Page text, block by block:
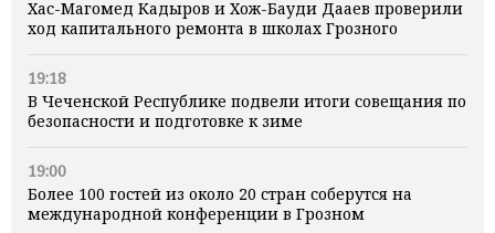
Хас-Магомед Кадыров и Хож-Бауди Дааев проверили
ход капитального ремонта в школах Грозного
19:18
В Чеченской Республике подвели итоги совещания по
безопасности и подготовке к зиме
19:00
Более 100 гостей из около 20 стран соберутся на
международной конференции в Грозном